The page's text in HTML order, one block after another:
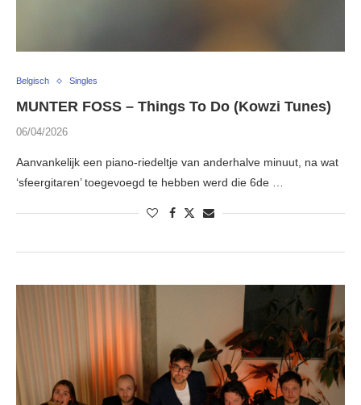
Belgisch Singles
MUNTER FOSS – Things To Do (Kowzi Tunes)
06/04/2026
Aanvankelijk een piano-riedeltje van anderhalve minuut, na wat
‘sfeergitaren’ toegevoegd te hebben werd die 6de …